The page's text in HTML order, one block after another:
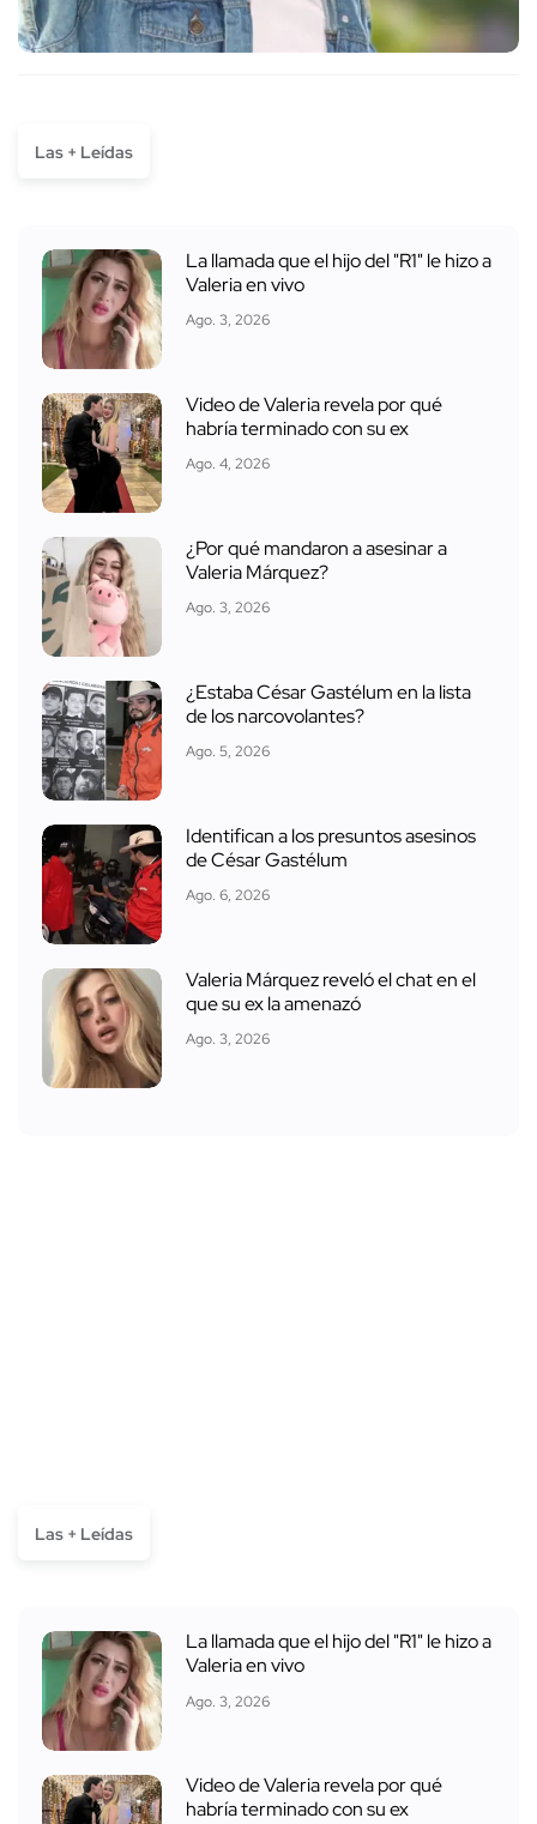
Las + Leídas
La llamada que el hijo del "R1" le hizo a
Valeria en vivo
Ago. 3, 2026
Video de Valeria revela por qué
habría terminado con su ex
Ago. 4, 2026
¿Por qué mandaron a asesinar a
Valeria Márquez?
Ago. 3, 2026
¿Estaba César Gastélum en la lista
de los narcovolantes?
Ago. 5, 2026
Identifican a los presuntos asesinos
de César Gastélum
Ago. 6, 2026
Valeria Márquez reveló el chat en el
que su ex la amenazó
Ago. 3, 2026
Las + Leídas
La llamada que el hijo del "R1" le hizo a
Valeria en vivo
Ago. 3, 2026
Video de Valeria revela por qué
habría terminado con su ex